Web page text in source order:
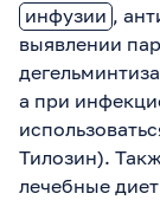
инфузии ,
выявлении
а при
Тилозин).
лечебные